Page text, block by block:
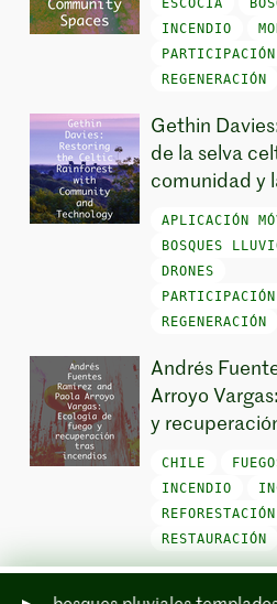
INCENDIO
REGENERACIÓN
Gethin
de la selva
comunidad y
APLICACIÓN
BOSQUES
DRONES
REGENERACIÓN
Andrés
Arroyo
y
CHILE
INCENDIO
REFORESTACIÓN
RESTAURACIÓN